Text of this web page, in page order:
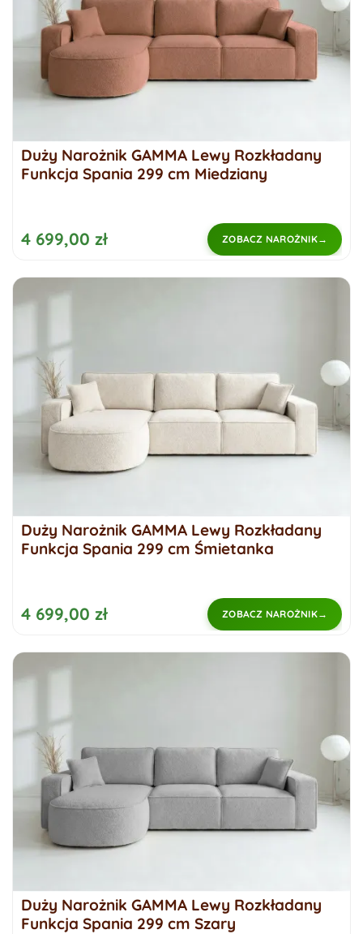
Duży Narożnik GAMMA Lewy Rozkładany
Funkcja Spania 299 cm Miedziany
4 699,00 zł ZOBACZ NAROŻNIK
Duży Narożnik GAMMA Lewy Rozkładany
Funkcja Spania 299 cm Śmietanka
4 699,00 zł ZOBACZ NAROŻNIK
Duży Narożnik GAMMA Lewy Rozkładany
Funkcja Spania 299 cm Szary